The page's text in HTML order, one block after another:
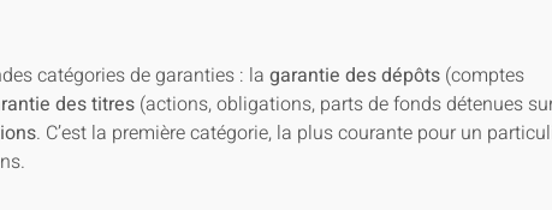
catégories de garanties : la garantie des dépôts (comptes
des titres (actions, obligations, parts de fonds détenues
. C’est la première catégorie, la plus courante pour un